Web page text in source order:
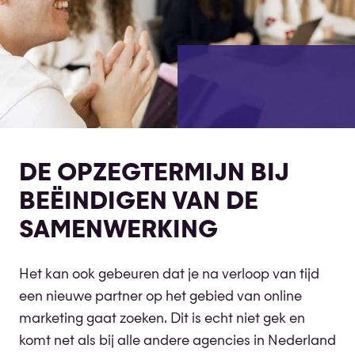
DE OPZEGTERMIJN BIJ
BEËINDIGEN VAN DE
SAMENWERKING
Het kan ook gebeuren dat je na verloop van tijd
een nieuwe partner op het gebied van online
marketing gaat zoeken. Dit is echt niet gek en
komt net als bij alle andere agencies in Nederland